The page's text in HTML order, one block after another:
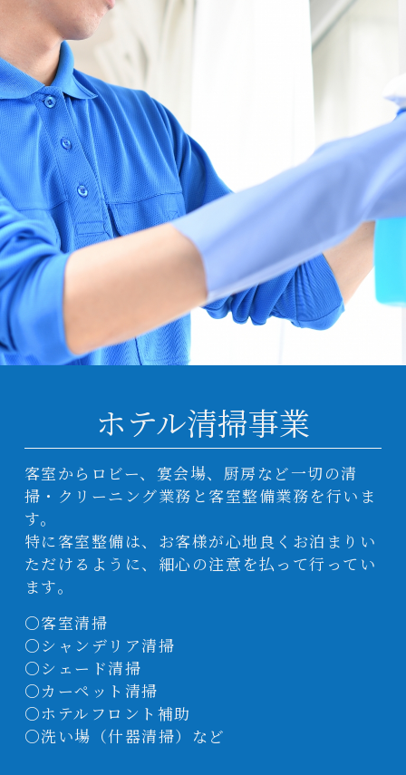
ホテル清掃事業
客室からロビー、宴会場、厨房など一切の清
掃・クリーニング業務 と客室整備業務を行いま
す。
特に客室整備は、お客様が心地良くお泊まりい
ただけるように、細心の注意を払って行ってい
ます。
〇客室清掃
〇シャンデリア清掃
〇シェード清掃
〇カーペット清掃
〇ホテルフロント補助
〇洗い場（什器清掃）など